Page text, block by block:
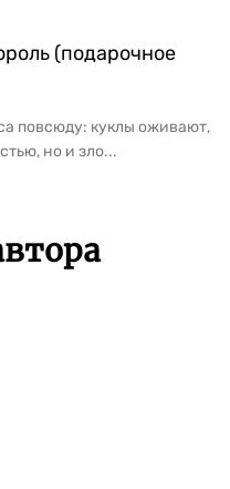
(подарочное
повсюду: куклы оживают,
но и зло...